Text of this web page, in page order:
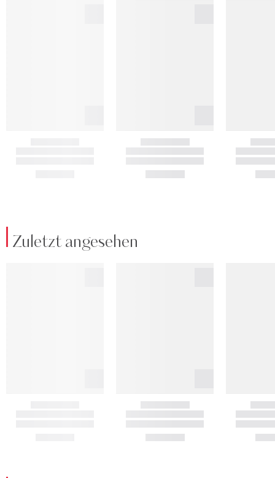
Zuletzt angesehen